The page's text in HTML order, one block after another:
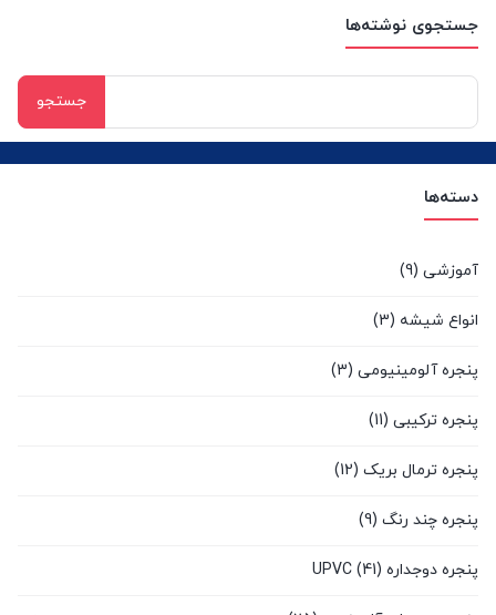
جستجوی نوشته‌ها
برای:
دسته‌ها
آموزشی (9)
انواع شیشه (3)
پنجره آلومینیومی (3)
پنجره ترکیبی (11)
پنجره ترمال بریک (12)
پنجره چند رنگ (9)
پنجره دوجداره UPVC (41)